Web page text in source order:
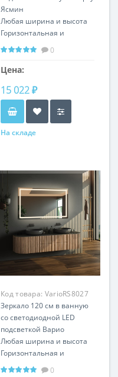
Ясмин
Любая ширина и высота
Горизонтальная и
вертикальная установка
0
Цена:
15 022 ₽
На складе
Код товара: VarioRS8027
Зеркало 120 см в ванную
со светодиодной LED
подсветкой Варио
Любая ширина и высота
Горизонтальная и
вертикальная установка
0